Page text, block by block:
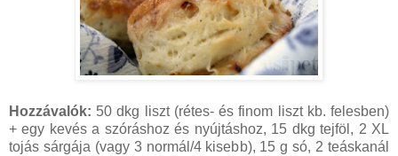
Hozzávalók: 50 dkg liszt (rétes- és finom liszt kb. felesben)
+ egy kevés a szóráshoz és nyújtáshoz, 15 dkg tejföl, 2 XL
tojás sárgája (vagy 3 normál/4 kisebb), 15 g só, 2 teáskanál